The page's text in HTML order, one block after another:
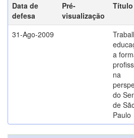
Data de
defesa
Pré-
visualização
Título
31-Ago-2009
a
na
do
de
Paulo